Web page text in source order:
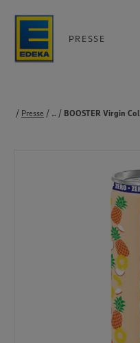
PRESSE
Presse Produkte
BOOSTER Virgin
...